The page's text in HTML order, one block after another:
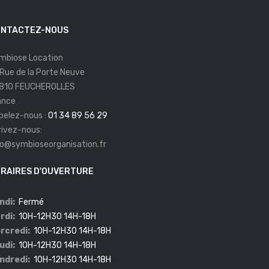
NOUS
Location
de la Porte Neuve
FEUCHEROLLES
nous : 01 34 89 56 29
nous:
D'OUVERTURE
Fermé
10H-12H30 14H-18H
10H-12H30 14H-18H
10H-12H30 14H-18H
10H-12H30 14H-18H